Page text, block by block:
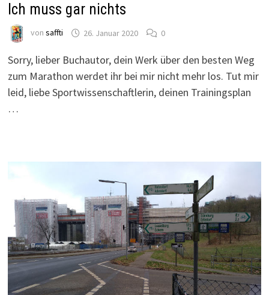
Ich muss gar nichts
von saffti 26. Januar 2020 0
Sorry, lieber Buchautor, dein Werk über den besten Weg
zum Marathon werdet ihr bei mir nicht mehr los. Tut mir
leid, liebe Sportwissenschaftlerin, deinen Trainingsplan
…